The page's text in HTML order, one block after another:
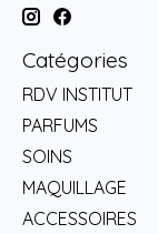
Catégories
RDV INSTITUT
PARFUMS
SOINS
MAQUILLAGE
ACCESSOIRES